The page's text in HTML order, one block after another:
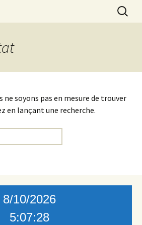
soyons pas en mesure de trouver
en lançant une recherche.
8/10/2026
5:07:28